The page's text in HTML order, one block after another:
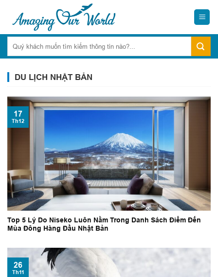
DU LỊCH NHẬT BẢN
Top 5 Lý Do Niseko Luôn Nằm Trong Danh Sách Điểm Đến
Mùa Đông Hàng Đầu Nhật Bản
17
Th12
26
Th11